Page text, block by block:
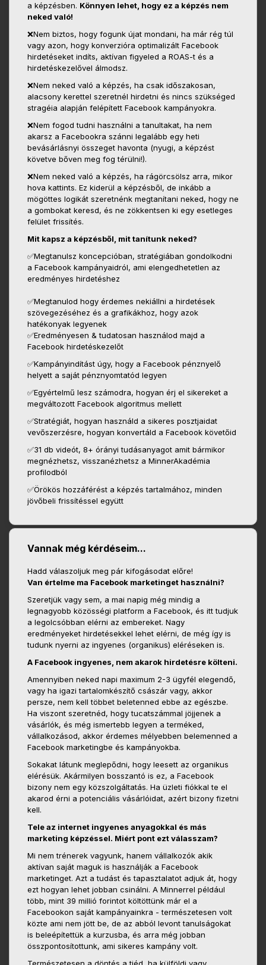
a képzésben. Könnyen lehet, hogy ez a képzés nem
neked való!
❌Nem biztos, hogy fogunk újat mondani, ha már rég túl
vagy azon, hogy konverzióra optimalizált Facebook
hirdetéseket indíts, aktívan figyeled a ROAS-t és a
hirdetéskezelővel álmodsz.
❌Nem neked való a képzés, ha csak időszakosan,
alacsony kerettel szeretnél hirdetni és nincs szükséged
stragéia alapján felépített Facebook kampányokra.
❌Nem fogod tudni használni a tanultakat, ha nem
akarsz a Facebookra szánni legalább egy heti
bevásárlásnyi összeget havonta (nyugi, a képzést
követve bőven meg fog térülni!).
❌Nem neked való a képzés, ha rágörcsölsz arra, mikor
hova kattints. Ez kiderül a képzésből, de inkább a
mögöttes logikát szeretnénk megtanítani neked, hogy ne
a gombokat keresd, és ne zökkentsen ki egy esetleges
felület frissítés.
Mit kapsz a képzésből, mit tanítunk neked?
✅Megtanulsz koncepcióban, stratégiában gondolkodni
a Facebook kampányaidról, ami elengedhetetlen az
eredményes hirdetéshez
✅Megtanulod hogy érdemes nekiállni a hirdetések
szövegezéséhez és a grafikákhoz, hogy azok
hatékonyak legyenek
✅Eredményesen & tudatosan használod majd a
Facebook hirdetéskezelőt
✅Kampányindítást úgy, hogy a Facebook pénznyelő
helyett a saját pénznyomtatód legyen
✅Egyértelmű lesz számodra, hogyan érj el sikereket a
megváltozott Facebook algoritmus mellett
✅Stratégiát, hogyan használd a sikeres posztjaidat
vevőszerzésre, hogyan konvertáld a Facebook követőid
✅31 db videót, 8+ órányi tudásanyagot amit bármikor
megnézhetsz, visszanézhetsz a MinnerAkadémia
profilodból
✅Örökös hozzáférést a képzés tartalmához, minden
jövőbeli frissítéssel együtt
Vannak még kérdéseim...
Hadd válaszoljuk meg pár kifogásodat előre!
Van értelme ma Facebook marketinget használni?
Szeretjük vagy sem, a mai napig még mindig a
legnagyobb közösségi platform a Facebook, és itt tudjuk
a legolcsóbban elérni az embereket. Nagy
eredményeket hirdetésekkel lehet elérni, de még így is
tudunk nyerni az ingyenes (organikus) eléréseken is.
A Facebook ingyenes, nem akarok hirdetésre költeni.
Amennyiben neked napi maximum 2-3 ügyfél elegendő,
vagy ha igazi tartalomkészítő császár vagy, akkor
persze, nem kell többet beletenned ebbe az egészbe.
Ha viszont szeretnéd, hogy tucatszámmal jöjjenek a
vásárlók, és még ismertebb legyen a terméked,
vállalkozásod, akkor érdemes mélyebben belemenned a
Facebook marketingbe és kampányokba.
Sokakat látunk meglepődni, hogy leesett az organikus
elérésük. Akármilyen bosszantó is ez, a Facebook
bizony nem egy közszolgáltatás. Ha üzleti fiókkal te el
akarod érni a potenciális vásárlóidat, azért bizony fizetni
kell.
Tele az internet ingyenes anyagokkal és más
marketing képzéssel. Miért pont ezt válasszam?
Mi nem trénerek vagyunk, hanem vállalkozók akik
aktívan saját maguk is használják a Facebook
marketinget. Azt a tudást és tapasztalatot adjuk át, hogy
ezt hogyan lehet jobban csinálni. A Minnerrel például
több, mint 39 millió forintot költöttünk már el a
Facebookon saját kampányainkra - természetesen volt
közte ami nem jött be, de az abból levont tanulságokat
is beleépítettük a kurzusba, és arra még jobban
összpontosítottunk, ami sikeres kampány volt.